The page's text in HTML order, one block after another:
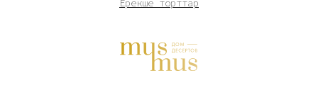
Ерекше торттар